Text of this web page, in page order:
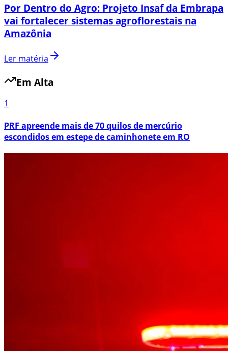
Por Dentro do Agro: Projeto Insaf da Embrapa
vai fortalecer sistemas agroflorestais na
Amazônia
Ler matéria
Em Alta
1
PRF apreende mais de 70 quilos de mercúrio
escondidos em estepe de caminhonete em RO